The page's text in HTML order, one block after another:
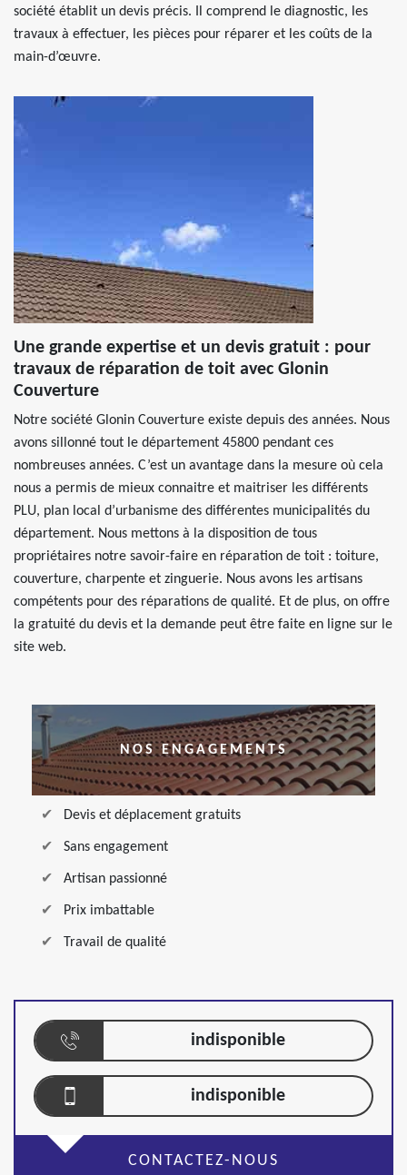
société établit un devis précis. Il comprend le diagnostic, les
travaux à effectuer, les pièces pour réparer et les coûts de la
main-d’œuvre.
Une grande expertise et un devis gratuit : pour
travaux de réparation de toit avec Glonin
Couverture
Notre société Glonin Couverture existe depuis des années. Nous
avons sillonné tout le département 45800 pendant ces
nombreuses années. C’est un avantage dans la mesure où cela
nous a permis de mieux connaitre et maitriser les différents
PLU, plan local d’urbanisme des différentes municipalités du
département. Nous mettons à la disposition de tous
propriétaires notre savoir-faire en réparation de toit : toiture,
couverture, charpente et zinguerie. Nous avons les artisans
compétents pour des réparations de qualité. Et de plus, on offre
la gratuité du devis et la demande peut être faite en ligne sur le
site web.
NOS ENGAGEMENTS
Devis et déplacement gratuits
Sans engagement
Artisan passionné
Prix imbattable
Travail de qualité
indisponible
indisponible
CONTACTEZ-NOUS